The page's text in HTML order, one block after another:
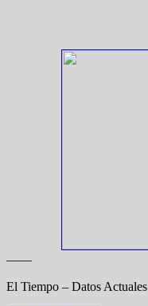
——
El Tiempo – Datos Actuales